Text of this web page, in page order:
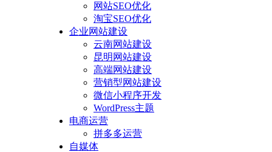
网站SEO优化
淘宝SEO优化
企业网站建设
云南网站建设
昆明网站建设
高端网站建设
营销型网站建设
微信小程序开发
WordPress主题
电商运营
拼多多运营
自媒体